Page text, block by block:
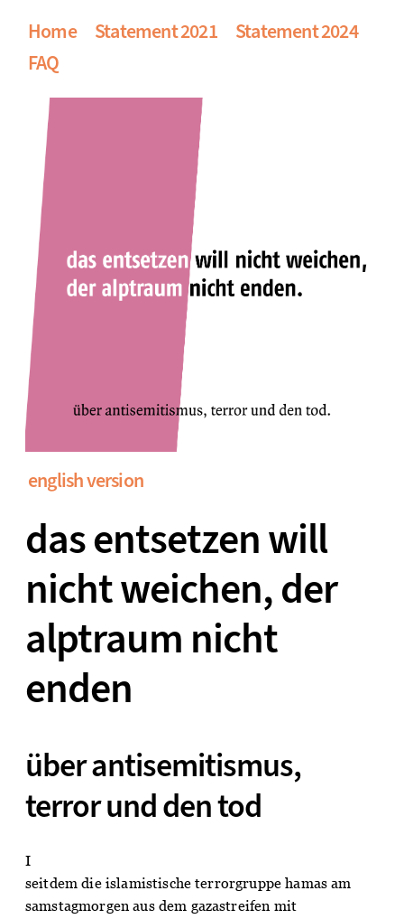
Home Statement 2021
Statement 2024
FAQ
english version
das entsetzen will
nicht weichen, der
alptraum nicht
enden
über antisemitismus,
terror und den tod
I
seitdem die islamistische terrorgruppe hamas am
samstagmorgen aus dem gazastreifen mit